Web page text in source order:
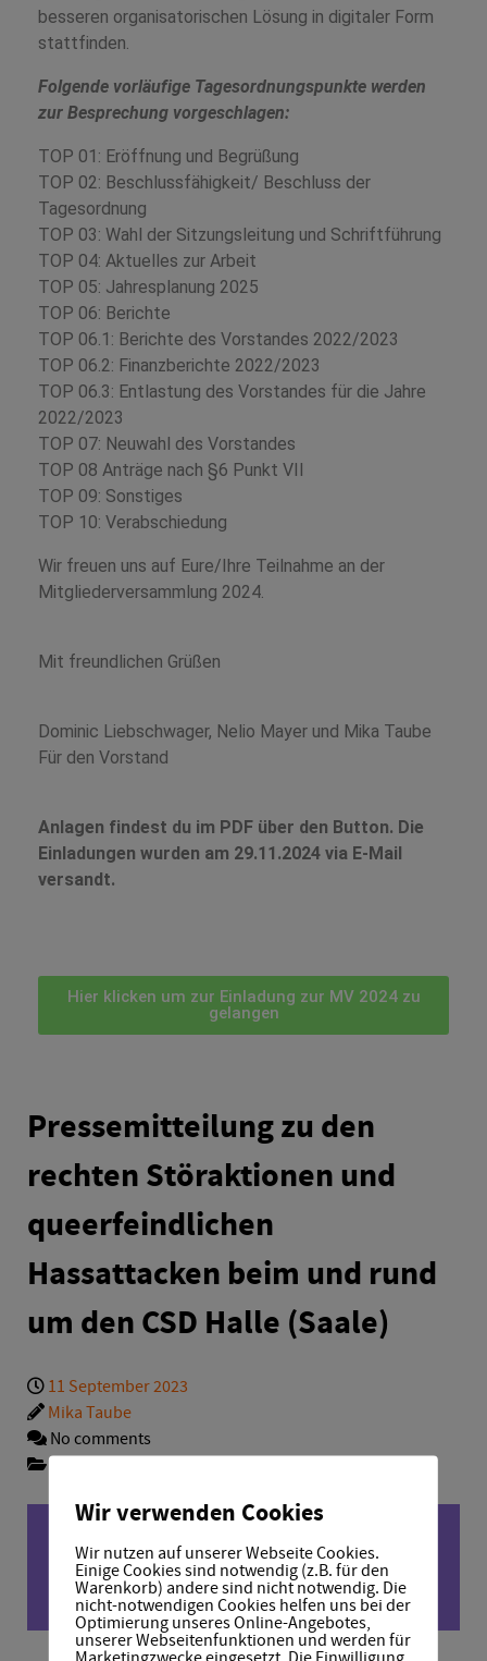
besseren organisatorischen Lösung in digitaler Form
stattfinden.
Folgende vorläufige Tagesordnungspunkte werden
zur Besprechung vorgeschlagen:
TOP 01: Eröffnung und Begrüßung
TOP 02: Beschlussfähigkeit/ Beschluss der
Tagesordnung
TOP 03: Wahl der Sitzungsleitung und Schriftführung
TOP 04: Aktuelles zur Arbeit
TOP 05: Jahresplanung 2025
TOP 06: Berichte
TOP 06.1: Berichte des Vorstandes 2022/2023
TOP 06.2: Finanzberichte 2022/2023
TOP 06.3: Entlastung des Vorstandes für die Jahre
2022/2023
TOP 07: Neuwahl des Vorstandes
TOP 08 Anträge nach §6 Punkt VII
TOP 09: Sonstiges
TOP 10: Verabschiedung
Wir freuen uns auf Eure/Ihre Teilnahme an der
Mitgliederversammlung 2024.
Mit freundlichen Grüßen
Dominic Liebschwager, Nelio Mayer und Mika Taube
Für den Vorstand
Anlagen findest du im PDF über den Button. Die
Einladungen wurden am 29.11.2024 via E-Mail
versandt.
Hier klicken um zur Einladung zur MV 2024 zu
gelangen
Pressemitteilung zu den
rechten Störaktionen und
queerfeindlichen
Hassattacken beim und rund
um den CSD Halle (Saale)
11 September 2023
Mika Taube
No comments
Wir verwenden Cookies
Wir nutzen auf unserer Webseite Cookies.
Einige Cookies sind notwendig (z.B. für den
Warenkorb) andere sind nicht notwendig. Die
nicht-notwendigen Cookies helfen uns bei der
Optimierung unseres Online-Angebotes,
unserer Webseitenfunktionen und werden für
Marketingzwecke eingesetzt. Die Einwilligung